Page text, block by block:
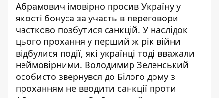
Абрамович імовірно просив Україну у
якості бонуса за участь в переговори
частково позбутися санкцій. У наслідок
цього прохання у перший ж рік війни
відбулися події, які українці тоді вважали
неймовірними. Володимир Зеленський
особисто звернувся до Білого дому з
проханням не вводити санкції проти